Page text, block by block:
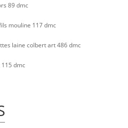
89 dmc
mouline 117 dmc
laine colbert art 486 dmc
115 dmc